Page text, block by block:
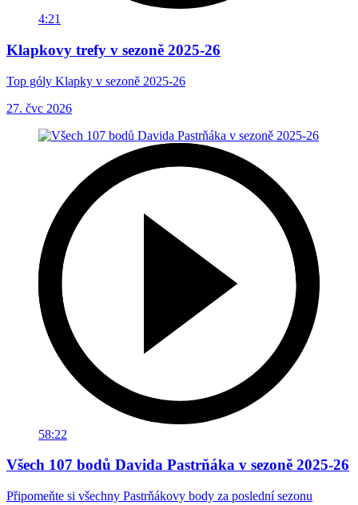
4:21
Klapkovy trefy v sezoně 2025-26
Top góly Klapky v sezoně 2025-26
27. čvc 2026
58:22
Všech 107 bodů Davida Pastrňáka v sezoně 2025-26
Připomeňte si všechny Pastrňákovy body za poslední sezonu